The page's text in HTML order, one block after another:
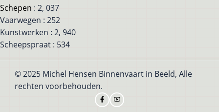
Schepen : 2, 037
Vaarwegen : 252
Kunstwerken : 2, 940
Scheepspraat : 534
© 2025 Michel Hensen Binnenvaart in Beeld, Alle
rechten voorbehouden.